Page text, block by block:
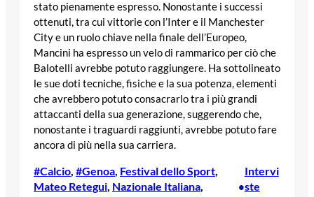
stato pienamente espresso. Nonostante i successi
ottenuti, tra cui vittorie con l’Inter e il Manchester
City e un ruolo chiave nella finale dell’Europeo,
Mancini ha espresso un velo di rammarico per ciò che
Balotelli avrebbe potuto raggiungere. Ha sottolineato
le sue doti tecniche, fisiche e la sua potenza, elementi
che avrebbero potuto consacrarlo tra i più grandi
attaccanti della sua generazione, suggerendo che,
nonostante i traguardi raggiunti, avrebbe potuto fare
ancora di più nella sua carriera.
#Calcio, #Genoa, Festival dello Sport
Mateo Retegui, Nazionale Italiana •
Intervi
ste